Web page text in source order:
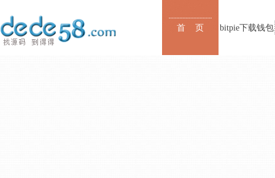
首 页 bitpie下载钱包